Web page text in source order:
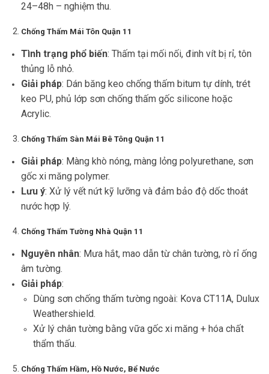
24–48h – nghiệm thu.
Chống Thấm Mái Tôn Quận 11
Tình trạng phổ biến: Thấm tại mối nối, đinh vít bị rỉ, tôn
thủng lỗ nhỏ.
Giải pháp: Dán băng keo chống thấm bitum tự dính, trét
keo PU, phủ lớp sơn chống thấm gốc silicone hoặc
Acrylic.
Chống Thấm Sàn Mái Bê Tông Quận 11
Giải pháp: Màng khò nóng, màng lỏng polyurethane, sơn
gốc xi măng polymer.
Lưu ý: Xử lý vết nứt kỹ lưỡng và đảm bảo độ dốc thoát
nước hợp lý.
Chống Thấm Tường Nhà Quận 11
Nguyên nhân: Mưa hắt, mao dẫn từ chân tường, rò rỉ ống
âm tường.
Giải pháp:
Dùng sơn chống thấm tường ngoài: Kova CT11A, Dulux
Weathershield.
Xử lý chân tường bằng vữa gốc xi măng + hóa chất
thẩm thấu.
Chống Thấm Hầm, Hồ Nước, Bể Nước